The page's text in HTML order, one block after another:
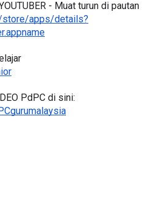
store/apps/details?
PdPC di sini: